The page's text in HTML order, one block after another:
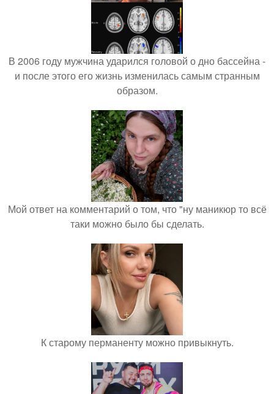
В 2006 году мужчина ударился головой о дно бассейна -
и после этого его жизнь изменилась самым странным
образом.
Мой ответ на комментарий о том, что "ну маникюр то всё
таки можно было бы сделать.
К старому перманенту можно привыкнуть.